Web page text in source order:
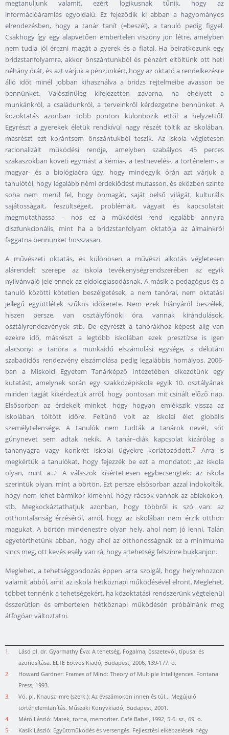
megtanuljunk valamit, ezért logikusnak tűnik, hogy az
információáramlás egyoldalú. Ez fejeződik ki abban a hagyományos
elrendezésben, hogy a tanár tanít (=beszél), a tanuló pedig figyel.
Csakhogy így egy alapvetően embertelen viszony jön létre, amelyben
nem tudja jól érezni magát a gyerek és a fiatal. Ha beiratkozunk egy
bridzstanfolyamra, akkor önszántunkból és pénzért eltöltünk ott heti
néhány órát, és azt várjuk a pénzünkért, hogy az oktató a rendelkezésre
álló időt minél jobban kihasználva a bridzs rejtelmeibe avasson be
bennünket. Valószínűleg kifejezetten zavarna, ha ehelyett a
munkánkról, a családunkról, a terveinkről kérdezgetne bennünket. A
közoktatás azonban több ponton különbözik ettől a helyzettől.
Egyrészt a gyerekek életük rendkívül nagy részét töltik az iskolában,
másrészt ezt korántsem önszántukból teszik. Az iskola végletesen
racionalizált működési rendje, amelyben szabályos 45 perces
szakaszokban követi egymást a kémia-, a testnevelés-, a történelem-, a
magyar- és a biológiaóra úgy, hogy mindegyik órán azt várjuk a
tanulótól, hogy legalább némi érdeklődést mutasson, és eközben szinte
soha nem merül fel, hogy önmagát, saját belső világát, kulturális
sajátosságait, feszültségeit, problémáit, vágyait és kapcsolatait
megmutathassa – nos ez a működési rend legalább annyira
diszfunkcionális, mint ha a bridzstanfolyam oktatója az álmainkról
faggatna bennünket hosszasan.
A művészeti oktatás, és különösen a művészi alkotás végletesen
alárendelt szerepe az iskola tevékenységrendszerében az egyik
nyilvánvaló jele ennek az eldologiasodásnak. A másik a pedagógus és a
tanuló közötti kötetlen beszélgetések, a nem tanórai, nem oktatási
jellegű együttlétek szűkös időkerete. Nem ezek hiányáról beszélek,
hiszen persze, van osztályfőnöki óra, vannak kirándulások,
osztályrendezvények stb. De egyrészt a tanórákhoz képest alig van
ezekre idő, másrészt a legtöbb iskolában ezek presztízse is igen
alacsony: a tanóra a munkaidő elszámolási egysége, a délutáni
szabadidős rendezvény elszámolása pedig legalábbis homályos. 2006-
ban a Miskolci Egyetem Tanárképző Intézetében elkezdtünk egy
kutatást, amelynek során egy szakközépiskola egyik 10. osztályának
minden tagját kikérdeztük arról, hogy pontosan mit csinált előző nap.
Elsősorban az érdekelt minket, hogy hogyan emlékszik vissza az
iskolában töltött időre. Feltűnő volt az iskolai élet globális
személytelensége. A tanulók nem tudták a tanárok nevét, sőt
gúnynevet sem adtak nekik. A tanár–diák kapcsolat kizárólag a
tananyagra vagy konkrét iskolai ügyekre korlátozódott.7 Arra is
megkértük a tanulókat, hogy fejezzék be ezt a mondatot: „az iskola
olyan, mint a…” A válaszok kísértetiesen egybecsengtek: az iskola
szerintük olyan, mint a börtön. Ezt persze elsősorban azzal indokolták,
hogy nem lehet bármikor kimenni, hogy rácsok vannak az ablakokon,
stb. Megkockáztathatjuk azonban, hogy többről is szó van: az
otthontalanság érzéséről, arról, hogy az iskolában nem érzik otthon
magukat. A börtön mindenestre olyan hely, ahol nem jó lenni. Talán
egyetérthetünk abban, hogy ahol az otthonosságnak ez a minimuma
sincs meg, ott kevés esély van rá, hogy a tehetség felszínre bukkanjon.
Meglehet, a tehetséggondozás éppen arra szolgál, hogy helyrehozzon
valamit abból, amit az iskola hétköznapi működésével elront. Meglehet,
többet tennénk a tehetségekért, ha közoktatási rendszerünk végtelenül
ésszerűtlen és embertelen hétköznapi működésén próbálnánk meg
átfogóan változtatni.
1.
Lásd pl. dr. Gyarmathy Éva: A tehetség. Fogalma, összetevői, típusai és
azonosítása. ELTE Eötvös Kiadó, Budapest, 2006, 139-177. o.
2.
Howard Gardner: Frames of Mind: Theory of Multiple Intelligences. Fontana
Press, 1993.
3.
Vö. pl. Knausz Imre (szerk.): Az évszámokon innen és túl... Megújuló
történelemtanítás. Műszaki Könyvkiadó, Budapest, 2001.
4.
Mérő László: Matek, torna, memoriter. Café Babel, 1992, 5-6. sz., 69. o.
5.
Kasik László: Együttműködés és versengés. Fejlesztési elképzelések négy